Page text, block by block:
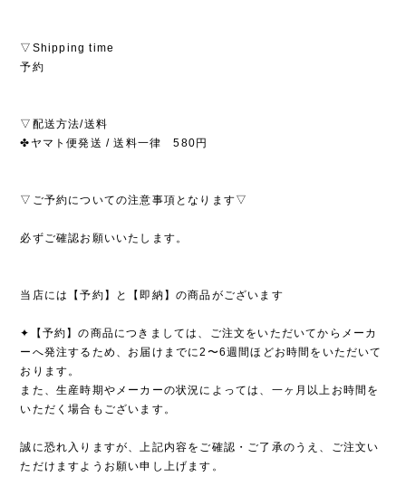
▽Shipping time
予約
▽配送方法/送料
✤ヤマト便発送 / 送料一律 580円
▽ご予約についての注意事項となります▽
必ずご確認お願いいたします。
当店には【予約】と【即納】の商品がございます
✦【予約】の商品につきましては、ご注文をいただいてからメーカ
ーへ発注するため、お届けまでに2〜6週間ほどお時間をいただいて
おります。
また、生産時期やメーカーの状況によっては、一ヶ月以上お時間を
いただく場合もございます。
誠に恐れ入りますが、上記内容をご確認・ご了承のうえ、ご注文い
ただけますようお願い申し上げます。